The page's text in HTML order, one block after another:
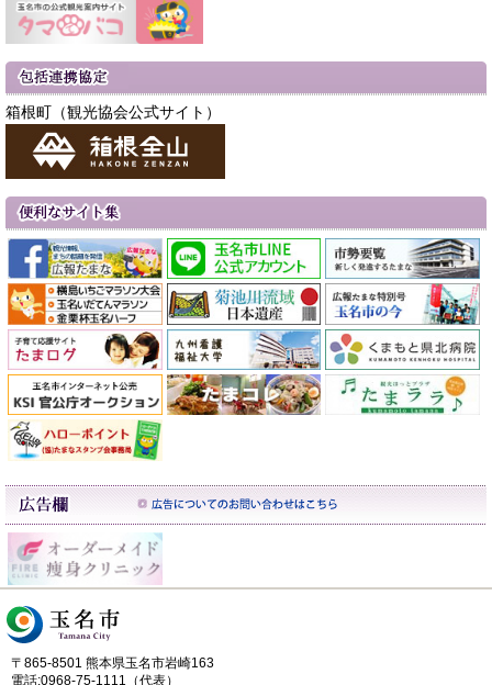
箱根町（観光協会公式サイト）
〒865-8501 熊本県玉名市岩崎163
電話:0968-75-1111（代表）